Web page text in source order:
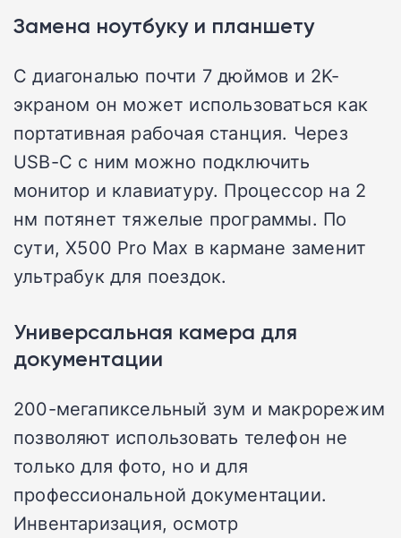
Замена ноутбуку и планшету
С диагональю почти 7 дюймов и 2K-
экраном он может использоваться как
портативная рабочая станция. Через
USB-C с ним можно подключить
монитор и клавиатуру. Процессор на 2
нм потянет тяжелые программы. По
сути, X500 Pro Max в кармане заменит
ультрабук для поездок.
Универсальная камера для
документации
200-мегапиксельный зум и макрорежим
позволяют использовать телефон не
только для фото, но и для
профессиональной документации.
Инвентаризация, осмотр